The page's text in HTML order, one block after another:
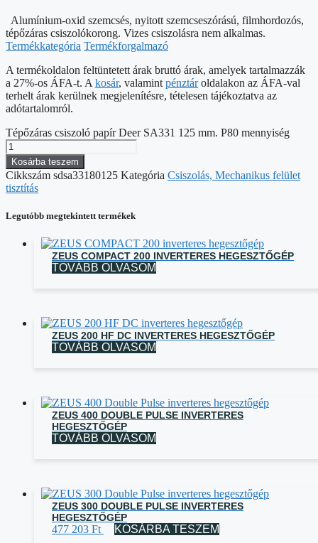
Alumínium-oxid szemcsés, nyitott szemcseszórású, filmhordozós,
tépőzáras csiszolókorong. Vizes csiszolásra nem alkalmas.
Termékkategória Termékforgalmazó
A termékoldalon feltüntetett árak bruttó árak, amelyek tartalmazzák
a 27%-os ÁFA-t. A kosár, valamint pénztároldalakon az ÁFA-val
terhelt árak kerülnek megjelenítésre, tételesen tájékoztatva az
adótartalomról.
Tépőzáras csiszoló papír Deer SA331 125 mm. P80 mennyiség
Kosárba teszem
Cikkszám sdsa33180125 Kategória Csiszolás, Mechanikus felület
tisztítás
Legutóbb megtekintett termékek
ZEUS COMPACT 200 INVERTERES HEGESZTŐGÉP
TOVÁBB OLVASOM
ZEUS 200 HF DC INVERTERES HEGESZTŐGÉP
TOVÁBB OLVASOM
ZEUS 400 DOUBLE PULSE INVERTERES
HEGESZTŐGÉP
TOVÁBB OLVASOM
ZEUS 300 DOUBLE PULSE INVERTERES
HEGESZTŐGÉP
477 203 Ft KOSÁRBA TESZEM